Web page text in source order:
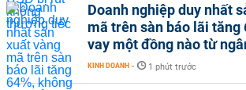
Doanh nghiệp duy nhất
mã trên sàn báo lãi tăng
vay một đồng nào từ
KINH DOANH - 1 phút trước